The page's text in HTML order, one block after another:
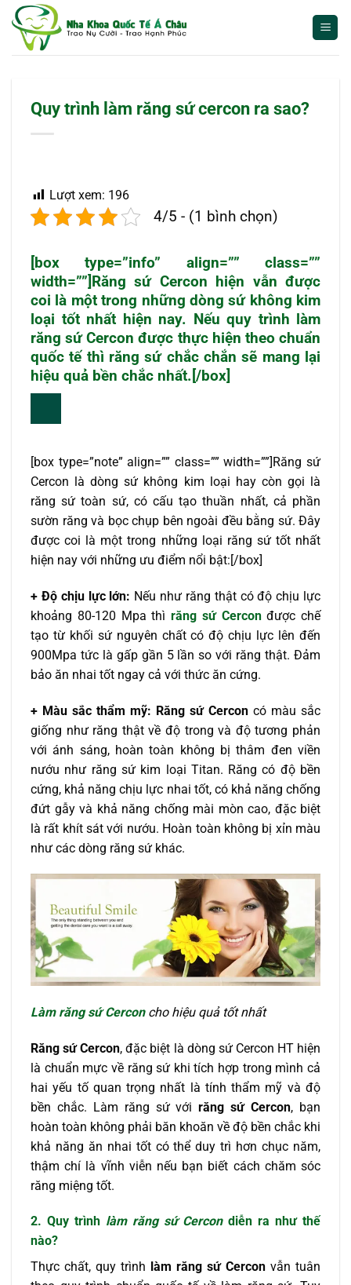
qua
Quy trình làm răng sứ cercon ra sao?
Lượt xem: 196
4/5 - (1 bình chọn)
[box type=”info” align=”” class=””
width=””]Răng sứ Cercon hiện vẫn được
coi là một trong những dòng sứ không kim
loại tốt nhất hiện nay. Nếu quy trình làm
răng sứ Cercon được thực hiện theo chuẩn
quốc tế thì răng sứ chắc chắn sẽ mang lại
hiệu quả bền chắc nhất.[/box]
[box type=”note” align=”” class=”” width=””]Răng sứ
Cercon là dòng sứ không kim loại hay còn gọi là
răng sứ toàn sứ, có cấu tạo thuần nhất, cả phần
sườn răng và bọc chụp bên ngoài đều bằng sứ. Đây
được coi là một trong những loại răng sứ tốt nhất
hiện nay với những ưu điểm nổi bật:[/box]
+ Độ chịu lực lớn: Nếu như răng thật có độ chịu lực
khoảng 80-120 Mpa thì răng sứ Cerconđược chế
tạo từ khối sứ nguyên chất có độ chịu lực lên đến
900Mpa tức là gấp gần 5 lần so với răng thật. Đảm
bảo ăn nhai tốt ngay cả với thức ăn cứng.
+ Màu sắc thẩm mỹ: Răng sứ Cercon có màu sắc
giống như răng thật về độ trong và độ tương phản
với ánh sáng, hoàn toàn không bị thâm đen viền
nướu như răng sứ kim loại Titan. Răng có độ bền
cứng, khả năng chịu lực nhai tốt, có khả năng chống
đứt gẫy và khả năng chống mài mòn cao, đặc biệt
là rất khít sát với nướu. Hoàn toàn không bị xỉn màu
như các dòng răng sứ khác.
Làm răng sứ Cercon cho hiệu quả tốt nhất
Răng sứ Cercon, đặc biệt là dòng sứ Cercon HT hiện
là chuẩn mực về răng sứ khi tích hợp trong mình cả
hai yếu tố quan trọng nhất là tính thẩm mỹ và độ
bền chắc. Làm răng sứ vớirăng sứ Cercon, bạn
hoàn toàn không phải băn khoăn về độ bền chắc khi
khả năng ăn nhai tốt có thể duy trì hơn chục năm,
thậm chí là vĩnh viễn nếu bạn biết cách chăm sóc
răng miệng tốt.
2. Quy trình làm răng sứ Cercondiễn ra như thế
nào?
Thực chất, quy trình làm răng sứ Cercon vẫn tuân